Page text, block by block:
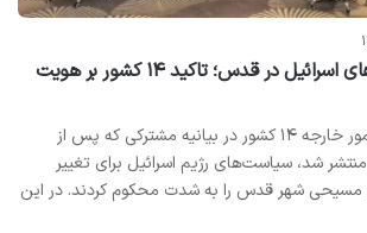
محکومیت سیاست‌های اسرائیل در قدس؛ تاکید ۱۴ کشور بر هویت
خبرگزاری دید: وزیران امور خارجه ۱۴ کشور در بیانیه مشترکی که پس از
شد، سیاست‌های رژیم اسرائیل برای تغییر
مسیحی شهر قدس را به شدت محکوم کردند. در این